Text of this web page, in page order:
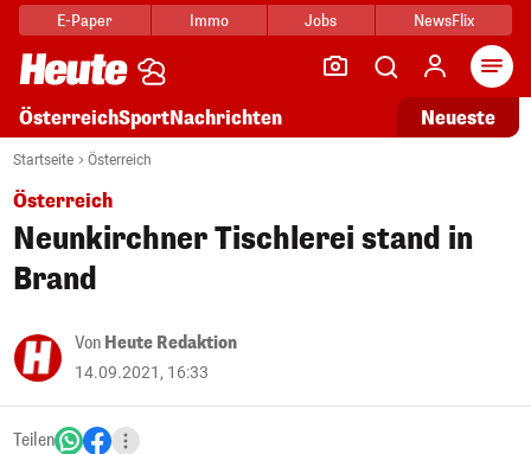
E-Paper Immo Jobs NewsFlix
ÖsterreichSportNachrichten Neueste
Startseite Österreich
Österreich
Neunkirchner Tischlerei stand in
Brand
Von Heute Redaktion
14.09.2021, 16:33
Teilen